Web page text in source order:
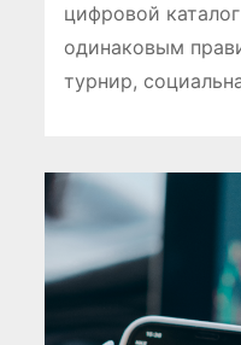
цифровой
одинаковым
турнир,